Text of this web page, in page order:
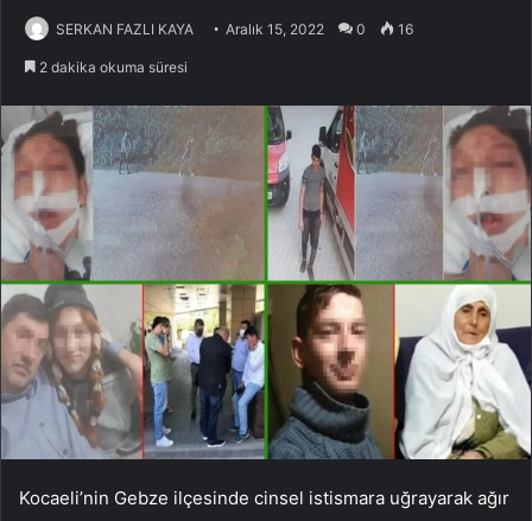
SERKAN FAZLI KAYA Aralık 15, 2022 0 16
2 dakika okuma süresi
Kocaeli’nin Gebze ilçesinde cinsel istismara uğrayarak ağır